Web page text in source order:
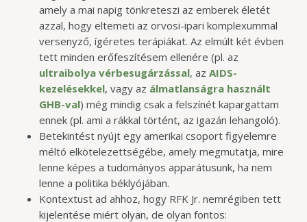
amely a mai napig tönkreteszi az emberek életét
azzal, hogy eltemeti az orvosi-ipari komplexummal
versenyző, ígéretes terápiákat. Az elmúlt két évben
tett minden erőfeszítésem ellenére (pl. az
ultraibolya vérbesugárzással, az AIDS-
kezelésekkel, vagy az álmatlanságra használt
GHB-val) még mindig csak a felszínét kapargattam
ennek (pl. ami a rákkal történt, az igazán lehangoló).
Betekintést nyújt egy amerikai csoport figyelemre
méltó elkötelezettségébe, amely megmutatja, mire
lenne képes a tudományos apparátusunk, ha nem
lenne a politika béklyójában.
Kontextust ad ahhoz, hogy RFK Jr. nemrégiben tett
kijelentése miért olyan, de olyan fontos: